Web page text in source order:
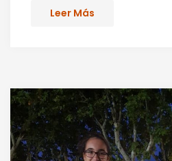
Leer Más